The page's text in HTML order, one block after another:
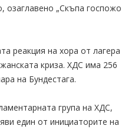
озаглавено „Скъпа госпожо
реакция на хора от лагера
криза. ХДС има 256
на Бундестага.
група на ХДС,
един от инициаторите на